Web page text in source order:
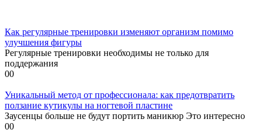
Как регулярные тренировки изменяют организм помимо
улучшения фигуры
Регулярные тренировки необходимы не только для
поддержания
00
Уникальный метод от профессионала: как предотвратить
ползание кутикулы на ногтевой пластине
Заусенцы больше не будут портить маникюр Это интересно
00